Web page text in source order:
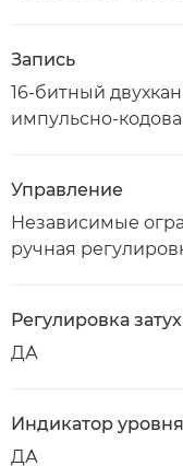
Запись
16-битный
импульсно-
Управление
Независимые
ручная
Регулировка
ДА
Индикатор
ДА